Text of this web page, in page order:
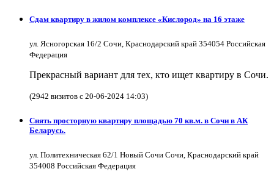
Сдам квартиру в жилом комплексе «Кислород» на 16 этаже
ул. Ясногорская 16/2 Сочи, Краснодарский край 354054 Российская
Федерация
Прекрасный вариант для тех, кто ищет квартиру в Сочи.
(2942 визитов с 20-06-2024 14:03)
Снять просторную квартиру площадью 70 кв.м. в Сочи в АК
Беларусь.
ул. Политехническая 62/1 Новый Сочи Сочи, Краснодарский край
354008 Российская Федерация